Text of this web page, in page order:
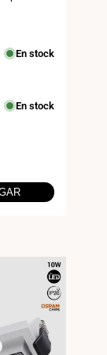
En stock
En stock